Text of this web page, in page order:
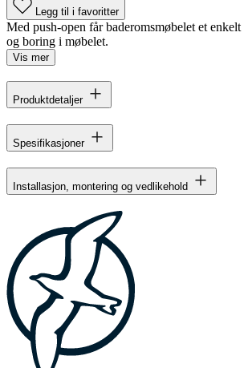
Legg til i favoritter
Med push-open får baderomsmøbelet et
og boring i møbelet.
Vis mer
Produktdetaljer
Spesifikasjoner
Installasjon, montering og vedlikehold